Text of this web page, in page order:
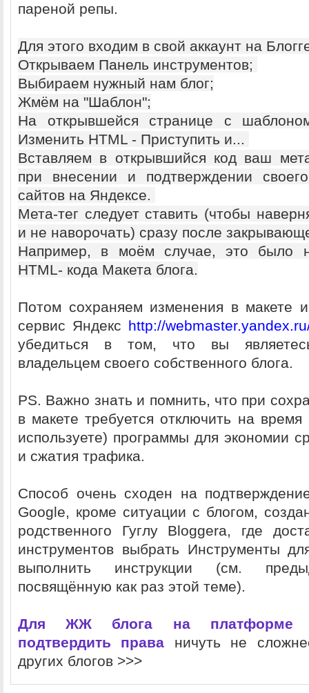
пареной репы.
Для этого входим в свой аккаунт на
Открываем Панель инструментов;
Выбираем нужный нам блог;
Жмём на "Шаблон";
На открывшейся странице с
Изменить HTML - Приступить и...
Вставляем в открывшийся код ваш
при внесении и подтверждении
сайтов на Яндексе.
Мета-тег следует ставить (чтобы
и не наворочать) сразу после
Например, в моём случае, это было
HTML- кода Макета блога.
Потом сохраняем изменения в макете
сервис Яндекс http://
убедиться в том, что вы
владельцем своего собственного блога.
PS. Важно знать и помнить, что при
в макете требуется отключить на
используете) программы для экономии
и сжатия трафика.
Способ очень сходен на
Google, кроме ситуации с блогом,
родственного Гуглу Bloggerа, где
инструментов выбрать Инструменты
выполнить инструкции (см.
посвящённую как раз этой теме).
Для ЖЖ блога на платформе
подтвердить права ничуть не
других блогов >>>